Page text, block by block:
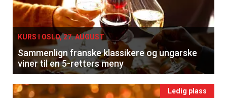
KURS I OSLO, 27. AUGUST
Sammenlign franske klassikere og ungarske
viner til en 5-retters meny
Ledig plass